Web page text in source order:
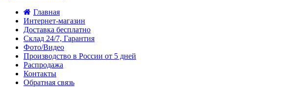
Главная
Интернет-магазин
Доставка бесплатно
Склад 24/7, Гарантия
Фото/Видео
Производство в России от 5 дней
Распродажа
Контакты
Обратная связь